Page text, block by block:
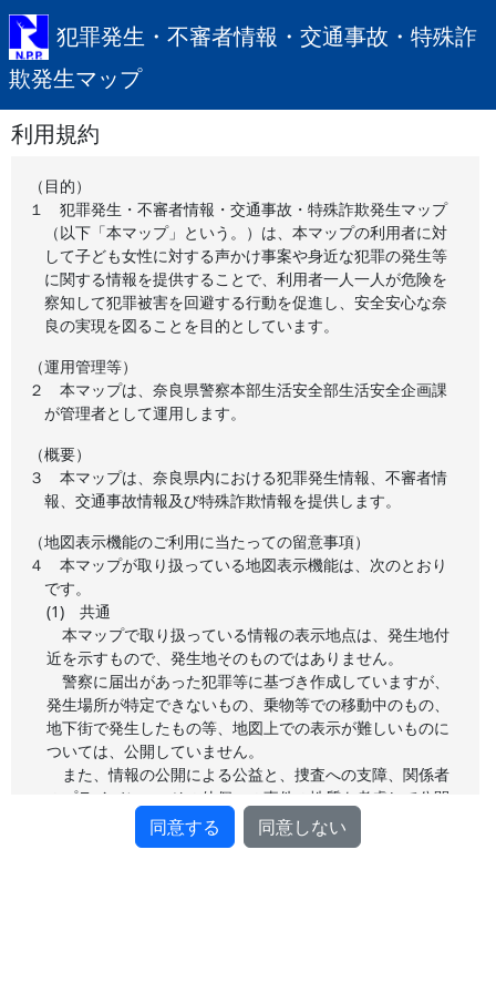
犯罪発生・不審者情報・交通事故・特殊詐
欺発生マップ
利用規約
（目的）
１
犯罪発生・不審者情報・交通事故・特殊詐欺発生マップ
（以下「本マップ」という。）は、本マップの利用者に対
して子ども女性に対する声かけ事案や身近な犯罪の発生等
に関する情報を提供することで、利用者一人一人が危険を
察知して犯罪被害を回避する行動を促進し、安全安心な奈
良の実現を図ることを目的としています。
（運用管理等）
２
本マップは、奈良県警察本部生活安全部生活安全企画課
が管理者として運用します。
（概要）
３
本マップは、奈良県内における犯罪発生情報、不審者情
報、交通事故情報及び特殊詐欺情報を提供します。
（地図表示機能のご利用に当たっての留意事項）
４
本マップが取り扱っている地図表示機能は、次のとおり
です。
(1) 共通
本マップで取り扱っている情報の表示地点は、発生地付
近を示すもので、発生地そのものではありません。
警察に届出があった犯罪等に基づき作成していますが、
発生場所が特定できないもの、乗物等での移動中のもの、
地下街で発生したもの等、地図上での表示が難しいものに
ついては、公開していません。
また、情報の公開による公益と、捜査への支障、関係者
のプライバシー、その他個々の事件の性質を考慮して公開
しており、全ての情報を公開しているわけではないため、
マップ上の発生件数と統計数値が一致しない場合がありま
同意する 同意しない